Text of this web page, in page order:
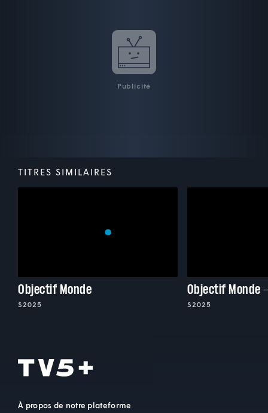
Publicité
TITRES SIMILAIRES
Objectif Monde
S2025
Objectif Monde
S2025
À propos de notre plateforme